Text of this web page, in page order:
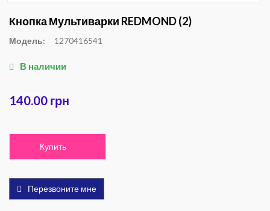
Кнопка Мультиварки REDMOND (2)
Модель: 1270416541
В наличии
140.00 грн
Купить
Перезвоните мне